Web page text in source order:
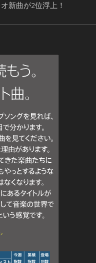
新曲が2位浮上！